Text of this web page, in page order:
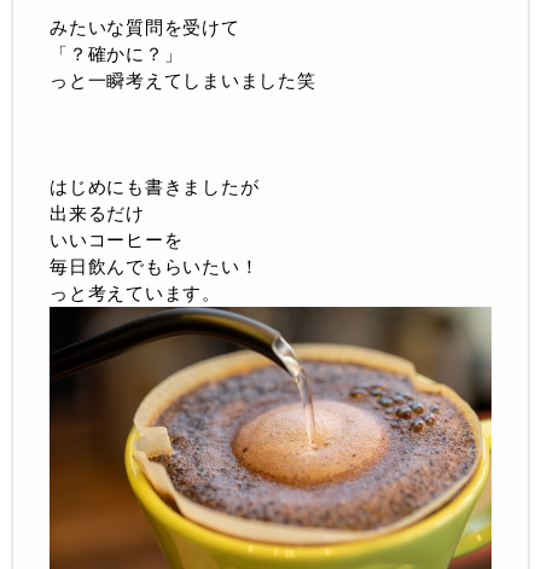
みたいな質問を受けて
「？確かに？」
っと一瞬考えてしまいました笑
はじめにも書きましたが
出来るだけ
いいコーヒーを
毎日飲んでもらいたい！
っと考えています。